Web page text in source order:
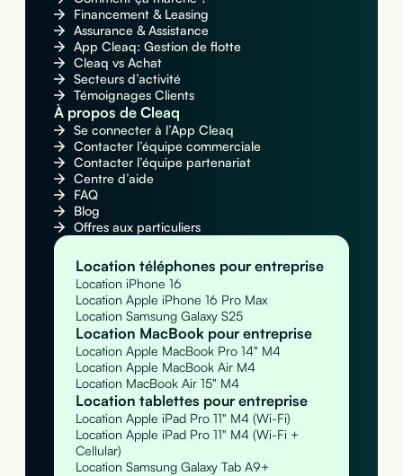
Financement & Leasing
Assurance & Assistance
App Cleaq: Gestion de flotte
Cleaq vs Achat
Secteurs d’activité
Témoignages Clients
À propos de Cleaq
Se connecter à l’App Cleaq
Contacter l’équipe commerciale
Contacter l’équipe partenariat
Centre d’aide
FAQ
Blog
Offres aux particuliers
Location téléphones pour entreprise
Location iPhone 16
Location Apple iPhone 16 Pro Max
Location Samsung Galaxy S25
Location MacBook pour entreprise
Location Apple MacBook Pro 14" M4
Location Apple MacBook Air M4
Location MacBook Air 15" M4
Location tablettes pour entreprise
Location Apple iPad Pro 11" M4 (Wi-Fi)
Location Apple iPad Pro 11" M4 (Wi-Fi +
Cellular)
Location Samsung Galaxy Tab A9+